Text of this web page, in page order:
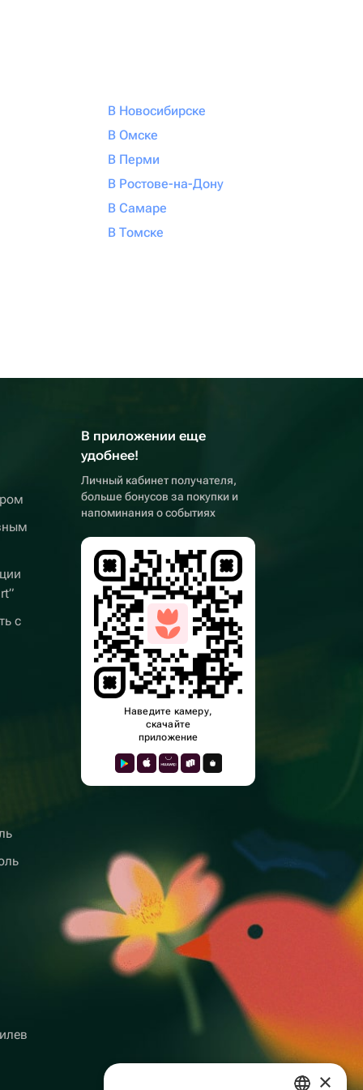
В Новосибирске
В Омске
В Перми
В Ростове-на-Дону
В Самаре
В Томске
с
В приложении еще
удобнее!
Личный кабинет получателя,
больше бонусов за покупки и
напоминания о событиях
Наведите камеру,
скачайте
приложение
×